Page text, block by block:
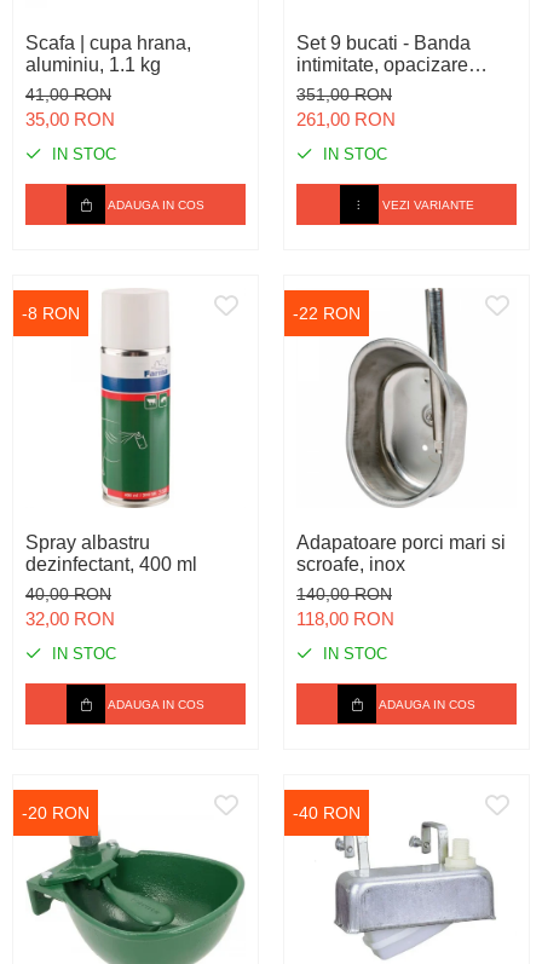
Scafa | cupa hrana,
aluminiu, 1.1 kg
41,00 RON
35,00 RON
IN STOC
ADAUGA IN COS
Set 9 bucati - Banda
intimitate, opacizare
pentru gard bordurat /
balcon, din polietilena
351,00 RON
261,00 RON
IN STOC
VEZI VARIANTE
-8 RON
Spray albastru
dezinfectant, 400 ml
40,00 RON
32,00 RON
IN STOC
ADAUGA IN COS
-22 RON
Adapatoare porci mari si
scroafe, inox
140,00 RON
118,00 RON
IN STOC
ADAUGA IN COS
-20 RON -40 RON